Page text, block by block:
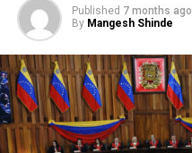
Published 7 months ago
By Mangesh Shinde